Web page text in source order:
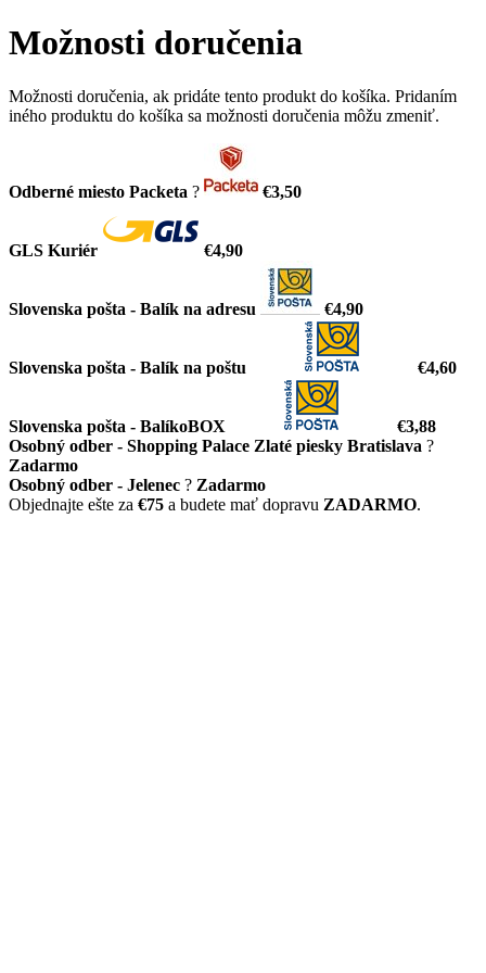
Možnosti doručenia
Možnosti doručenia, ak pridáte tento produkt do košíka. Pridaním
iného produktu do košíka sa možnosti doručenia môžu zmeniť.
Odberné miesto Packeta ? €3,50
GLS Kuriér €4,90
Slovenska pošta - Balík na adresu €4,90
Slovenska pošta - Balík na poštu €4,60
Slovenska pošta - BalíkoBOX
€3,88
Osobný odber - Shopping Palace Zlaté piesky Bratislava ?
Zadarmo
Osobný odber - Jelenec ? Zadarmo
Objednajte ešte za €75 a budete mať dopravu ZADARMO.